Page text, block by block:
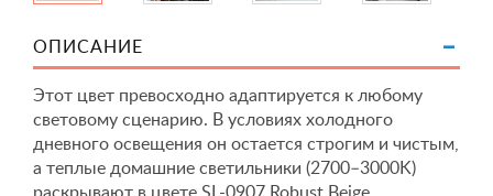
ОПИСАНИЕ
Этот цвет превосходно адаптируется к любому
световому сценарию. В условиях холодного
дневного освещения он остается строгим и чистым,
а теплые домашние светильники (2700–3000K)